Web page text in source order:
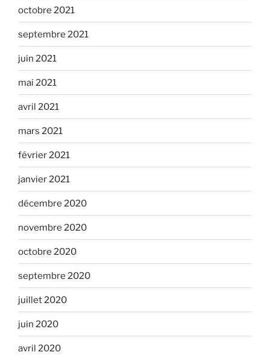
octobre 2021
septembre 2021
juin 2021
mai 2021
avril 2021
mars 2021
février 2021
janvier 2021
décembre 2020
novembre 2020
octobre 2020
septembre 2020
juillet 2020
juin 2020
avril 2020